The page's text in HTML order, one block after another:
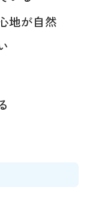
地が自然